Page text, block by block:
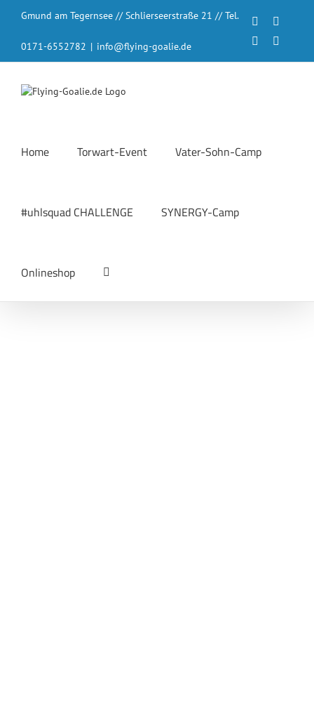
InhaltGmund am Tegernsee // Schlierseerstraße 21 // Tel.
0171-6552782 | info@flying-goalie.de
Facebook
LinkedIn
Home Torwart-Event Vater-Sohn-Camp
#uhlsquad CHALLENGE SYNERGY-Camp
Onlineshop